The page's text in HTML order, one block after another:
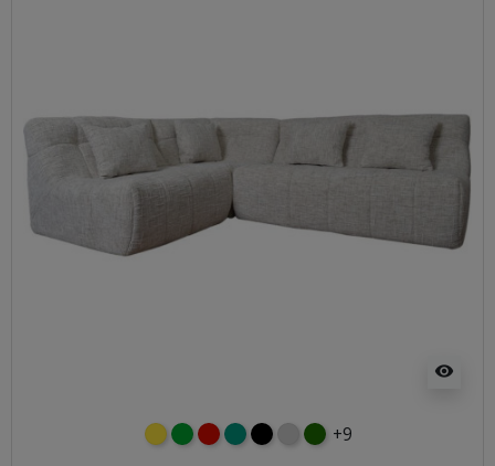
visibility
żółtyzielonyczerwony
turkusowy
czarnyjasnoszary
butelkowa zieleń
+9